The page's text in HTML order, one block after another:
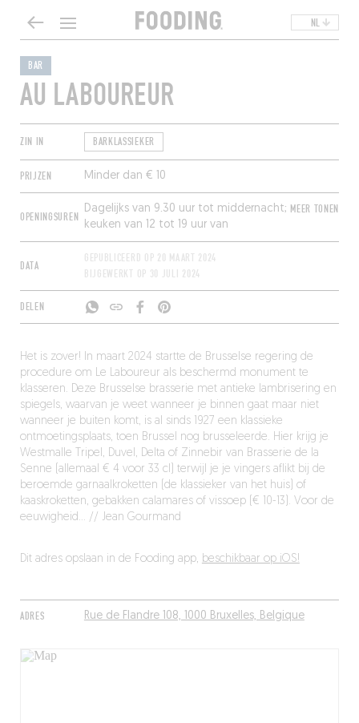
NL
BAR
AU LABOUREUR
ZIN IN BARKLASSIEKER
PRIJZEN Minder dan € 10
OPENINGSUREN
Dagelijks van 9.30 uur tot middernacht;
keuken van 12 tot 19 uur van
donderdag tot zondag.
MEER TONEN
DATA
GEPUBLICEERD OP 20 MAART 2024
BIJGEWERKT OP 30 JULI 2024
DELEN
ADRES Rue de Flandre 108, 1000 Bruxelles, Belgique
Het is zover! In maart 2024 startte de Brusselse regering de
procedure om Le Laboureur als beschermd monument te
klasseren. Deze Brusselse brasserie met antieke lambrisering en
spiegels, waarvan je weet wanneer je binnen gaat maar niet
wanneer je buiten komt, is al sinds 1927 een klassieke
ontmoetingsplaats, toen Brussel nog brusseleerde. Hier krijg je
Westmalle Tripel, Duvel, Delta of Zinnebir van Brasserie de la
Senne (allemaal € 4 voor 33 cl) terwijl je je vingers aflikt bij de
beroemde garnaalkroketten (de klassieker van het huis) of
kaaskroketten, gebakken calamares of vissoep (€ 10-13). Voor de
eeuwigheid… // Jean Gourmand
Dit adres opslaan in de Fooding app, beschikbaar op iOS!